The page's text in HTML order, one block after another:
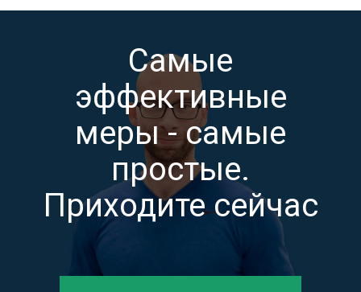
Самые
эффективные
меры - самые
простые.
Приходите сейчас